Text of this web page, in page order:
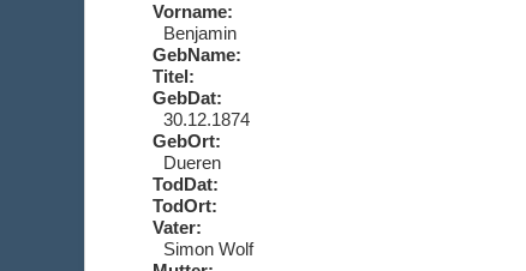
Vorname:
Benjamin
GebName:
Titel:
GebDat:
30.12.1874
GebOrt:
Dueren
TodDat:
TodOrt:
Vater:
Simon Wolf